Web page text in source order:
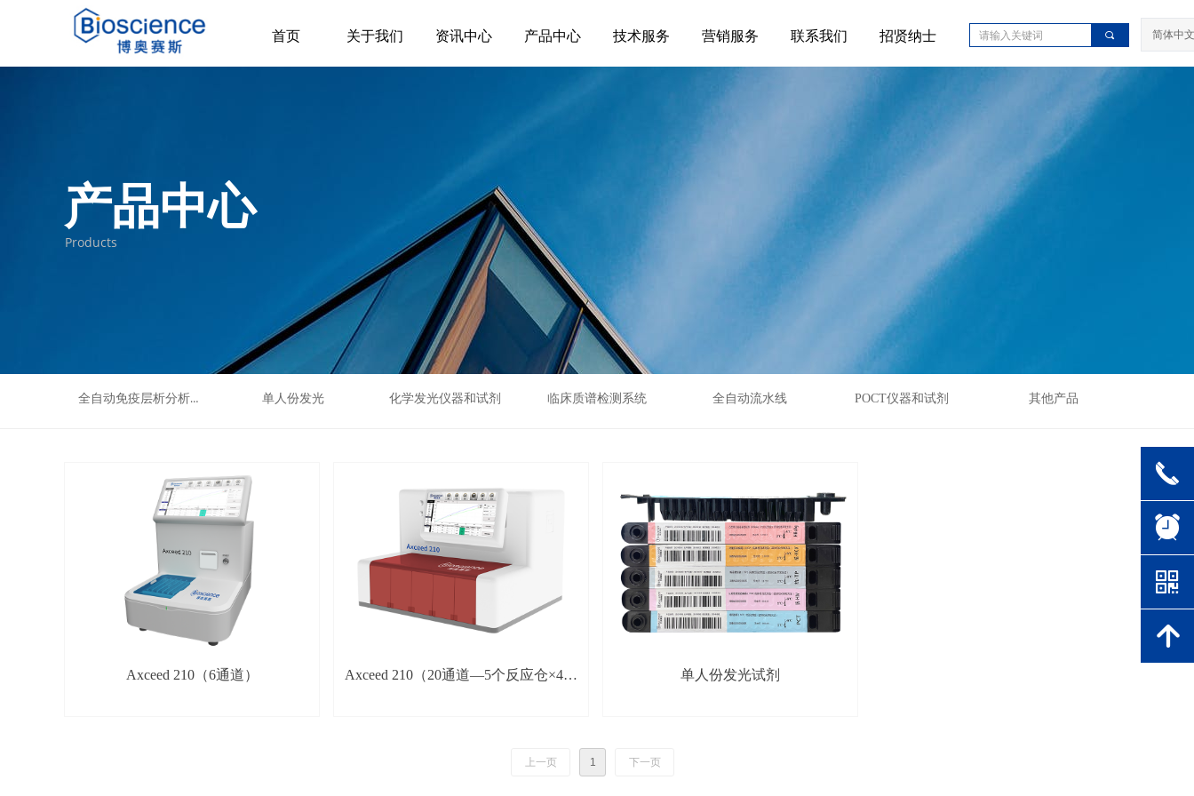
首页 关于我们 资讯中心 产品中心 技术服务 营销服务 联系我们 招贤纳士 끠 简体中文
产品中心
Products
全自动免疫层析分析仪和试剂 单人份发光 化学发光仪器和试剂 临床质谱检测系统 全自动流水线 POCT仪器和试剂 其他产品
Axceed 210（6通道）
Axceed 210（20通道—5个反应仓×4个
单人份发光试剂
上一页 1 下一页
끅
뀥
낃
녕